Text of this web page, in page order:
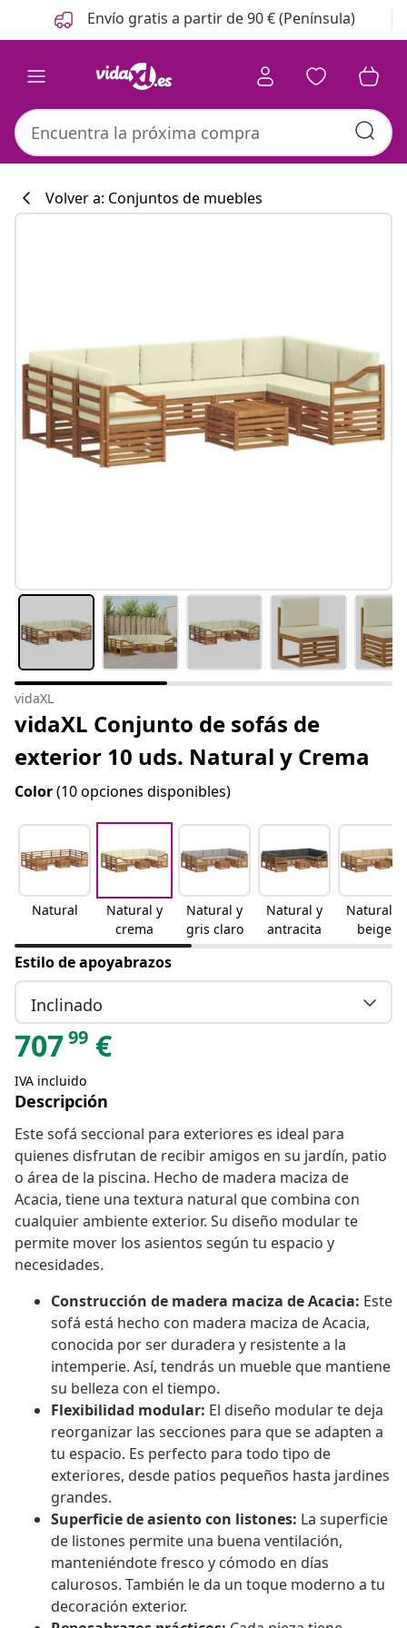
Anterior
Siguiente Envío gratis a partir de 90 € (Península)
#sharemevidaxl
Volver a: Conjuntos de muebles
vidaXL
vidaXL Conjunto de sofás de
exterior 10 uds. Natural y Crema
Color(10 opciones disponibles)
Natural
Natural y
crema
Natural y
gris claro
Natural y
antracita
Natural y
beige
Estilo de apoyabrazos
Inclinado
70799 €
IVA incluido
Descripción
Este sofá seccional para exteriores es ideal para
quienes disfrutan de recibir amigos en su jardín, patio
o área de la piscina. Hecho de madera maciza de
Acacia, tiene una textura natural que combina con
cualquier ambiente exterior. Su diseño modular te
permite mover los asientos según tu espacio y
necesidades.
Construcción de madera maciza de Acacia: Este
sofá está hecho con madera maciza de Acacia,
conocida por ser duradera y resistente a la
intemperie. Así, tendrás un mueble que mantiene
su belleza con el tiempo.
Flexibilidad modular: El diseño modular te deja
reorganizar las secciones para que se adapten a
tu espacio. Es perfecto para todo tipo de
exteriores, desde patios pequeños hasta jardines
grandes.
Superficie de asiento con listones: La superficie
de listones permite una buena ventilación,
manteniéndote fresco y cómodo en días
calurosos. También le da un toque moderno a tu
decoración exterior.